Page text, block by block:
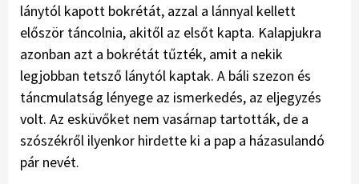
lánytól kapott bokrétát, azzal a lánnyal kellett
először táncolnia, akitől az elsőt kapta. Kalapjukra
azonban azt a bokrétát tűzték, amit a nekik
legjobban tetsző lánytól kaptak. A báli szezon és
táncmulatság lényege az ismerkedés, az eljegyzés
volt. Az esküvőket nem vasárnap tartották, de a
szószékről ilyenkor hirdette ki a pap a házasulandó
pár nevét.